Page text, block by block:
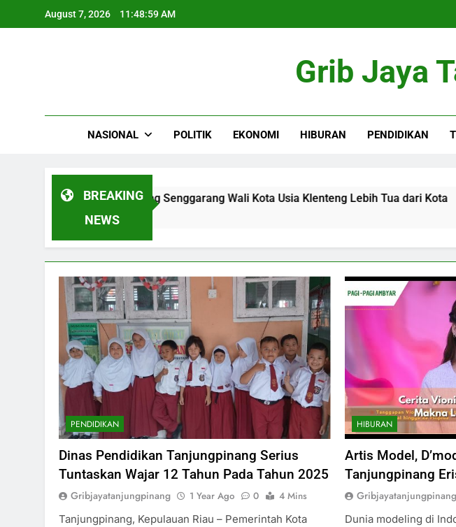
August 7, 2026 11:49:00 AM
Grib Jaya
NASIONAL POLITIK EKONOMI HIBURAN PENDIDIKAN
BREAKING
NEWS
Tih di Klenteng Senggarang Wali Kota Usia Klenteng Lebih Tua dari Kota
PENDIDIKAN
Dinas Pendidikan Tanjungpinang Serius
Tuntaskan Wajar 12 Tahun Pada Tahun 2025
Gribjayatanjungpinang 1 Year Ago 0
4 Mins
Tanjungpinang, Kepulauan Riau – Pemerintah Kota
HIBURAN
Artis Model,
Tanjungpinang
Gribjayatanjungpinang
Dunia modeling di